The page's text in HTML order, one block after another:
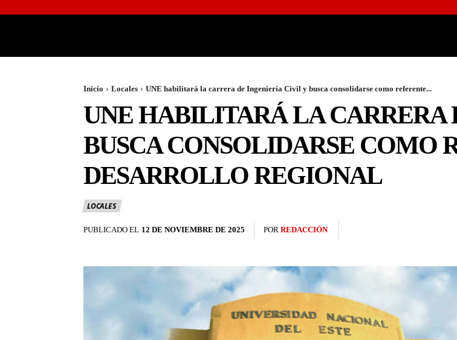
Inicio Locales UNE habilitará la carrera de Ingeniería Civil y busca consolidarse como referente...
UNE HABILITARÁ LA CARRERA
BUSCA CONSOLIDARSE COMO
DESARROLLO REGIONAL
LOCALES
PUBLICADO EL 12 DE NOVIEMBRE DE 2025 POR REDACCIÓN